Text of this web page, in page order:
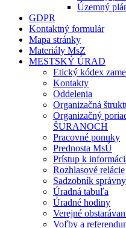
Územný
GDPR
Kontaktný formulár
Mapa stránky
Materiály MsZ
MESTSKÝ ÚRAD
Etický kódex
Kontakty
Oddelenia
Organizačná
Organizačný
ŠURANOCH
Pracovné ponuky
Prednosta MsÚ
Prístup k
Rozhlasové relácie
Sadzobník
Úradná tabuľa
Úradné hodiny
Verejné
Voľby a